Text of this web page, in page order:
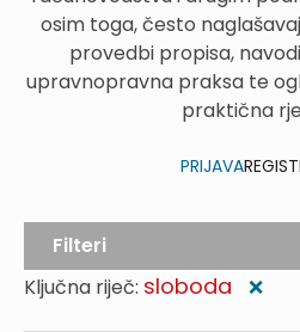
osim toga, često
provedbi propisa,
upravnopravna praksa te
praktična
PRIJAVA
Ključna riječ: sloboda ❌
Filteri